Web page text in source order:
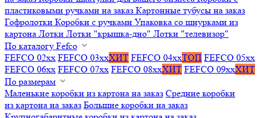
пластиковыми ручками на заказ Картонные тубусы на заказ
Гофролотки Коробки с ручками Упаковка со шнурками из
картона Лотки Лотки "крышка-дно" Лотки "телевизор"
По каталогу Fefco
FEFCO 02xx FEFCO 03xxХИТ FEFCO 04xxТОП FEFCO 05xx
FEFCO 06xx FEFCO 07xx FEFCO 08xxХИТ FEFCO 09xxХИТ
По размерам
Маленькие коробки из картона на заказ Средние коробки
из картона на заказ Большие коробки на заказ